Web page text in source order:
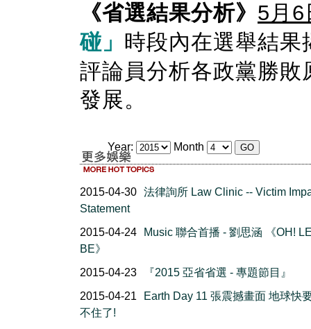
《省選結果分析》 5月6
碰」 時段內在選舉結果
評論員分析各政黨勝
發展。
Year: Month
2015-04-30 法律詢所 Law Clinic -- Victim
Statement
2015-04-24
Music 聯合首播 - 劉思涵 《OH!
BE》
2015-04-23
『2015 亞省省選 - 專題節目』
2015-04-21
Earth Day 11 張震撼畫面 地球快
不住了!